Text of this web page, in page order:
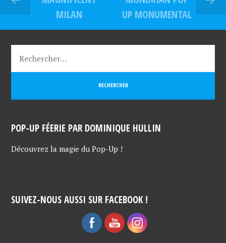
MILAN
UP MONUMENTAL
POP-UP FÉERIE PAR DOMINIQUE HULLIN
Découvrez la magie du Pop-Up !
SUIVEZ-NOUS AUSSI SUR FACEBOOK !